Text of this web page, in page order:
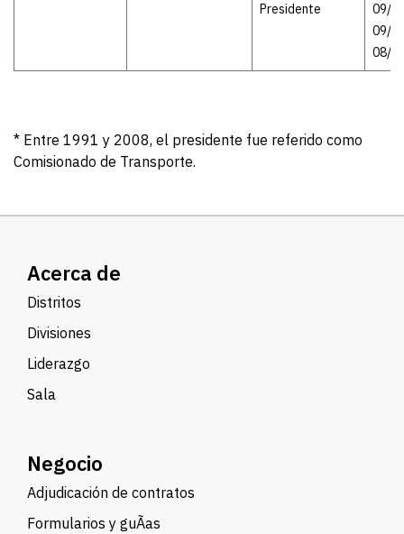
Presidente
09/
09/
08/
* Entre 1991 y 2008, el presidente fue referido como
Comisionado de Transporte.
Acerca de
Distritos
Divisiones
Liderazgo
Sala
Negocio
Adjudicación de contratos
Formularios y guÃ­as